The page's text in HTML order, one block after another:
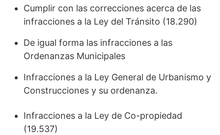
Cumplir con las correcciones acerca de las
infracciones a la Ley del Tránsito (18.290)
De igual forma las infracciones a las
Ordenanzas Municipales
Infracciones a la Ley General de Urbanismo y
Construcciones y su ordenanza.
Infracciones a la Ley de Co-propiedad
(19.537)